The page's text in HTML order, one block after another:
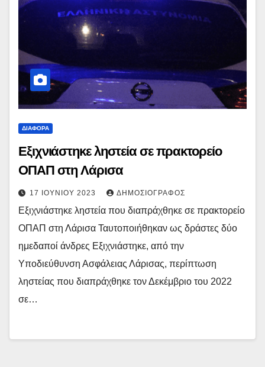
ΔΙΆΦΟΡΑ
Εξιχνιάστηκε ληστεία σε πρακτορείο
ΟΠΑΠ στη Λάρισα
17 ΙΟΥΝΊΟΥ 2023 ΔΗΜΟΣΙΟΓΡΆΦΟΣ
Εξιχνιάστηκε ληστεία που διαπράχθηκε σε πρακτορείο
ΟΠΑΠ στη Λάρισα Ταυτοποιήθηκαν ως δράστες δύο
ημεδαποί άνδρες Εξιχνιάστηκε, από την
Υποδιεύθυνση Ασφάλειας Λάρισας, περίπτωση
ληστείας που διαπράχθηκε τον Δεκέμβριο του 2022
σε…